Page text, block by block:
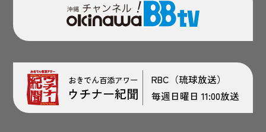
おきでん百添アワー
ウチナー紀聞
RBC（琉球放送）
毎週日曜日 11:00放送